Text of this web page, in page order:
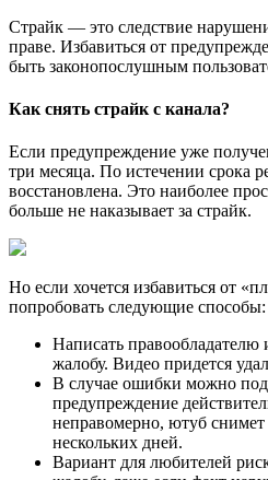
Страйк — это следствие
праве. Избавиться от
быть законопослушным
Как снять страйк с канала?
Если предупреждение уже
три месяца. По истечении срока
восстановлена. Это наиболее
больше не наказывает за страйк.
Но если хочется избавиться от
попробовать следующие способы:
Написать правообладателю
жалобу. Видео придется
В случае ошибки можно
предупреждение
неправомерно, ютуб снимет
нескольких дней.
Вариант для любителей